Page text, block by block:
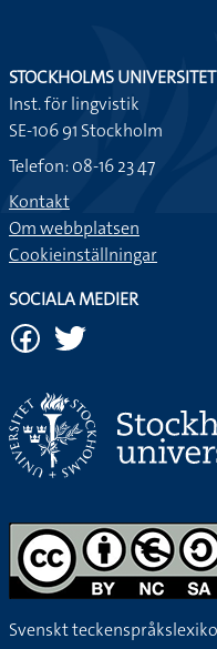
STOCKHOLMS UNIVERSITET
Inst. för lingvistik
SE-106 91 Stockholm
Telefon: 08-16 23 47
Kontakt
Om webbplatsen
Cookieinställningar
SOCIALA MEDIER
Svenskt